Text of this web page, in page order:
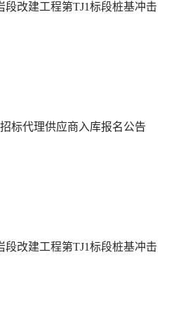
段改建工程第TJ1标段桩基冲击
标代理供应商入库报名公告
段改建工程第TJ1标段桩基冲击